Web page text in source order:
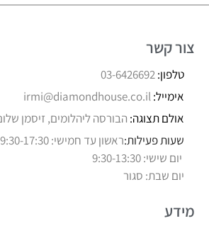
צור קשר
טלפון:03-6426692
אימייל:irmi@diamondhouse.co.il
אולם תצוגה:הבורסה ליהלומים, זיסמן שלום 1, רמת גן
שעות פעילות:ראשון עד חמישי: 9:30-17:30
יום שישי: 9:30-13:30
יום שבת: סגור
מידע